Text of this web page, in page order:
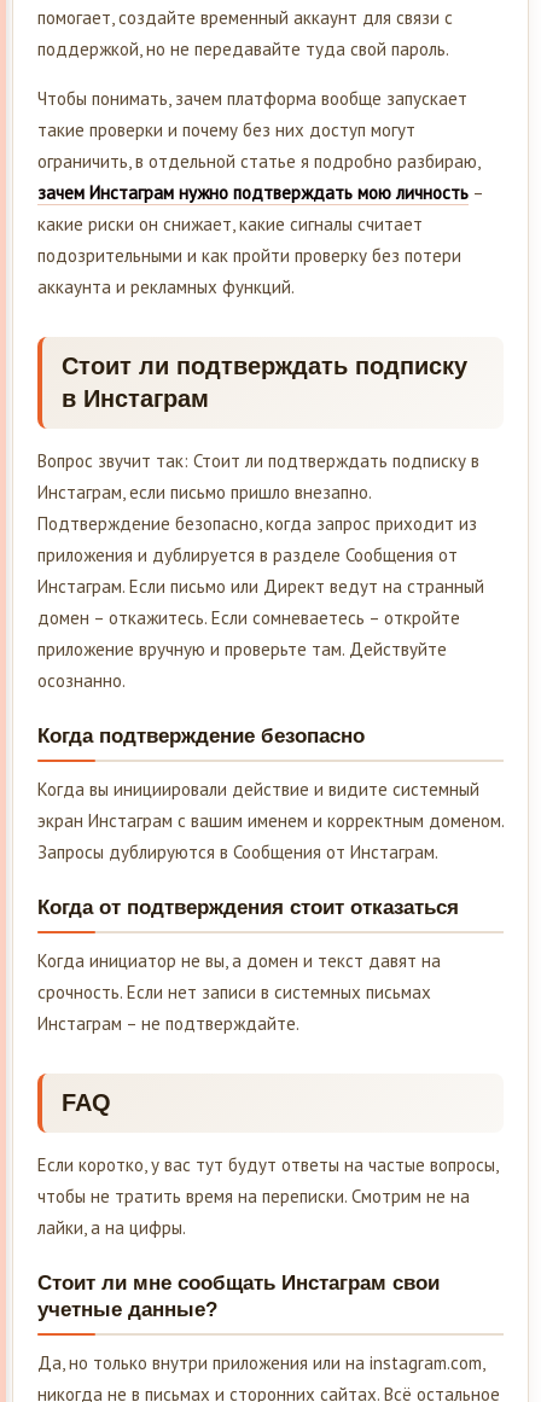
помогает, создайте временный аккаунт для связи с
поддержкой, но не передавайте туда свой пароль.
Чтобы понимать, зачем платформа вообще запускает
такие проверки и почему без них доступ могут
ограничить, в отдельной статье я подробно разбираю,
зачем Инстаграм нужно подтверждать мою личность –
какие риски он снижает, какие сигналы считает
подозрительными и как пройти проверку без потери
аккаунта и рекламных функций.
Стоит ли подтверждать подписку
в Инстаграм
Вопрос звучит так: Стоит ли подтверждать подписку в
Инстаграм, если письмо пришло внезапно.
Подтверждение безопасно, когда запрос приходит из
приложения и дублируется в разделе Сообщения от
Инстаграм. Если письмо или Директ ведут на странный
домен – откажитесь. Если сомневаетесь – откройте
приложение вручную и проверьте там. Действуйте
осознанно.
Когда подтверждение безопасно
Когда вы инициировали действие и видите системный
экран Инстаграм с вашим именем и корректным доменом.
Запросы дублируются в Сообщения от Инстаграм.
Когда от подтверждения стоит отказаться
Когда инициатор не вы, а домен и текст давят на
срочность. Если нет записи в системных письмах
Инстаграм – не подтверждайте.
FAQ
Если коротко, у вас тут будут ответы на частые вопросы,
чтобы не тратить время на переписки. Смотрим не на
лайки, а на цифры.
Стоит ли мне сообщать Инстаграм свои
учетные данные?
Да, но только внутри приложения или на instagram.com,
никогда не в письмах и сторонних сайтах. Всё остальное